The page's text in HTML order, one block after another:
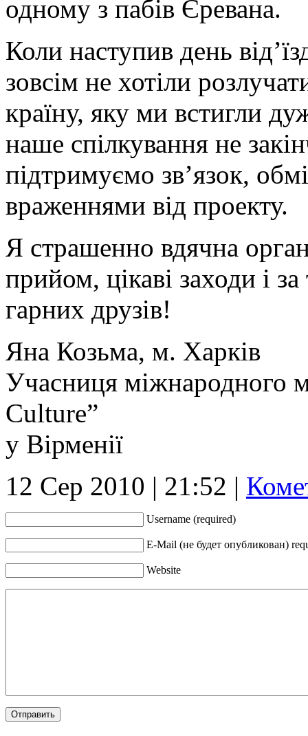
одному з пабів Єревана.
Коли наступив день
зовсім не хотіли
країну, яку ми встигли
наше спілкування не
підтримуємо зв’язок,
враженнями від проекту.
Я страшенно вдячна
прийом, цікаві заходи і
гарних друзів!
Яна Козьма, м. Харків
Учасниця міжнародного
Culture”
у Вірменії
12 Сер 2010 | 21:52 |
Username (required)
Е-Mail (не будет опубликован)
Website